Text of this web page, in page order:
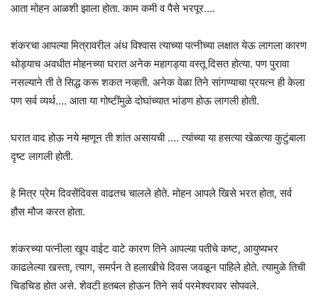
आता मोहन आळशी झाला होता. काम कमी व पैसे भरपूर….
शंकरचा आपल्या मित्रावरील अंध विश्वास त्याच्या पत्नीच्या लक्षात येऊ लागला कारण
थोड्याच अवधीत मोहनच्या घरात अनेक महागड्या वस्तू दिसत होत्या. पण पुरावा
नसल्याने ती ते सिद्ध करू शकत नव्हती. अनेक वेळा तिने सांगण्याचा प्रयत्न ही केला
पण सर्व व्यर्थ…. आता या गोष्टींमुळे दोघांच्यात भांडण होऊ लागली होती.
घरात वाद होऊ नये म्हणून ती शांत असायची …. त्यांच्या या हसत्या खेळत्या कुटुंबाला
दृष्ट लागली होती.
हे मित्र प्रेम दिवसेंदिवस वाढतच चालले होते. मोहन आपले खिसे भरत होता, सर्व
हौस मौज करत होता.
शंकरच्या पत्नीला खूप वाईट वाटे कारण तिने आपल्या पतीचे कष्ट, आयुष्यभर
काढलेल्या खस्ता, त्याग, समर्पन ते हलाखीचे दिवस जवळून पाहिले होते. त्यामुळे तिची
चिडचिड होत असे. शेवटी हतबल होऊन तिने सर्व परमेश्वरावर सोपवले.